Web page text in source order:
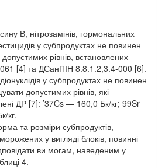
В, нітрозамінів, гормональних
у субпродуктах не повинен
рівнів, встановлених
[4] та ДСанПІН 8.8.1.2,3.4-000 [6].
у субпродуктах не повинен
допустимих рівнів, які
ДР [7]: ’37Cs — 160,0 Бк/кг; 99Sr
кг.
та розміри субпродуктів,
у вигляді блоків, повинні
ви могам, наведеним у
4.